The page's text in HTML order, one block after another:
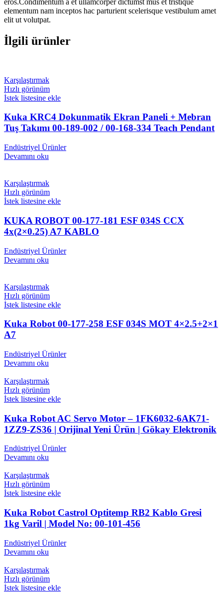
elementum nam inceptos hac parturient scelerisque vestibulum amet
elit ut volutpat.
İlgili ürünler
Karşılaştırmak
Hızlı görünüm
İstek listesine ekle
Kuka KRC4 Dokunmatik Ekran Paneli + Mebran
Tuş Takımı 00-189-002 / 00-168-334 Teach Pendant
Endüstriyel Ürünler
Devamını oku
Karşılaştırmak
Hızlı görünüm
İstek listesine ekle
KUKA ROBOT 00-177-181 ESF 034S CCX
4x(2×0.25) A7 KABLO
Endüstriyel Ürünler
Devamını oku
Karşılaştırmak
Hızlı görünüm
İstek listesine ekle
Kuka Robot 00-177-258 ESF 034S MOT 4×2.5+2×1
A7
Endüstriyel Ürünler
Devamını oku
Karşılaştırmak
Hızlı görünüm
İstek listesine ekle
Kuka Robot AC Servo Motor – 1FK6032-6AK71-
1ZZ9-ZS36 | Orijinal Yeni Ürün | Gökay Elektronik
Endüstriyel Ürünler
Devamını oku
Karşılaştırmak
Hızlı görünüm
İstek listesine ekle
Kuka Robot Castrol Optitemp RB2 Kablo Gresi
1kg Varil | Model No: 00-101-456
Endüstriyel Ürünler
Devamını oku
Karşılaştırmak
Hızlı görünüm
İstek listesine ekle